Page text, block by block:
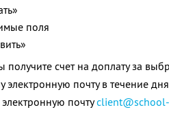
поля
счет на доплату за
электронную почту в течение
почту